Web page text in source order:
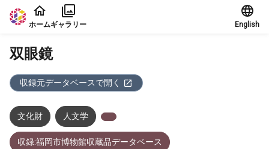
本文に飛ぶ
ホームギャラリー English
双眼鏡
収録元データベースで開く
文化財 人文学
収録:福岡市博物館収蔵品データベース